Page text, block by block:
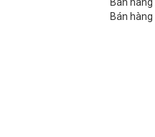
Bán